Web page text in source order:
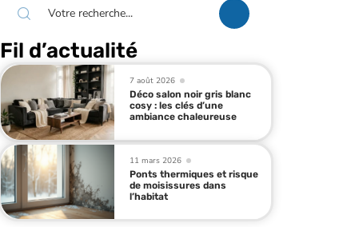
Fil d’actualité
7 août 2026
Déco salon noir gris blanc
cosy : les clés d’une
ambiance chaleureuse
11 mars 2026
Ponts thermiques et risque
de moisissures dans
l’habitat